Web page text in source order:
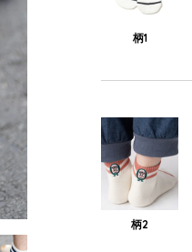
柄1
柄2